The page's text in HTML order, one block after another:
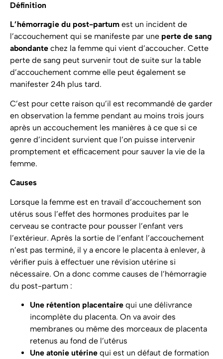
Définition
L’hémorragie du post-partum est un incident de
l’accouchement qui se manifeste par une perte de sang
abondante chez la femme qui vient d’accoucher. Cette
perte de sang peut survenir tout de suite sur la table
d’accouchement comme elle peut également se
manifester 24h plus tard.
C’est pour cette raison qu’il est recommandé de garder
en observation la femme pendant au moins trois jours
après un accouchement les manières à ce que si ce
genre d’incident survient que l’on puisse intervenir
promptement et efficacement pour sauver la vie de la
femme.
Causes
Lorsque la femme est en travail d’accouchement son
utérus sous l’effet des hormones produites par le
cerveau se contracte pour pousser l’enfant vers
l’extérieur. Après la sortie de l’enfant l’accouchement
n’est pas terminé, il y a encore le placenta à enlever, à
vérifier puis à effectuer une révision utérine si
nécessaire. On a donc comme causes de l’hémorragie
du post-partum :
Une rétention placentaire qui une délivrance
incomplète du placenta. On va avoir des
membranes ou même des morceaux de placenta
retenus au fond de l’utérus
Une atonie utérine qui est un défaut de formation